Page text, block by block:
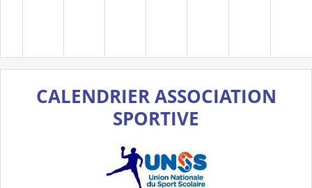
CALENDRIER ASSOCIATION
SPORTIVE